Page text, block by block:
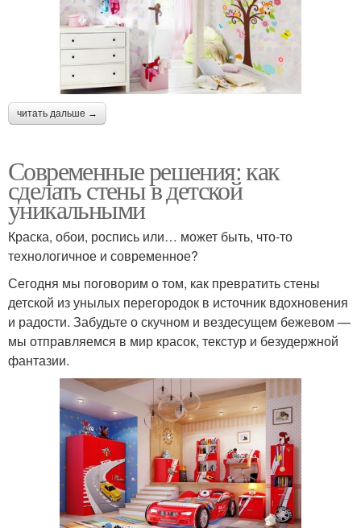
читать дальше →
Современные решения: как
сделать стены в детской
уникальными
Краска, обои, роспись или… может быть, что-то
технологичное и современное?
Сегодня мы поговорим о том, как превратить стены
детской из унылых перегородок в источник вдохновения
и радости. Забудьте о скучном и вездесущем бежевом —
мы отправляемся в мир красок, текстур и безудержной
фантазии.